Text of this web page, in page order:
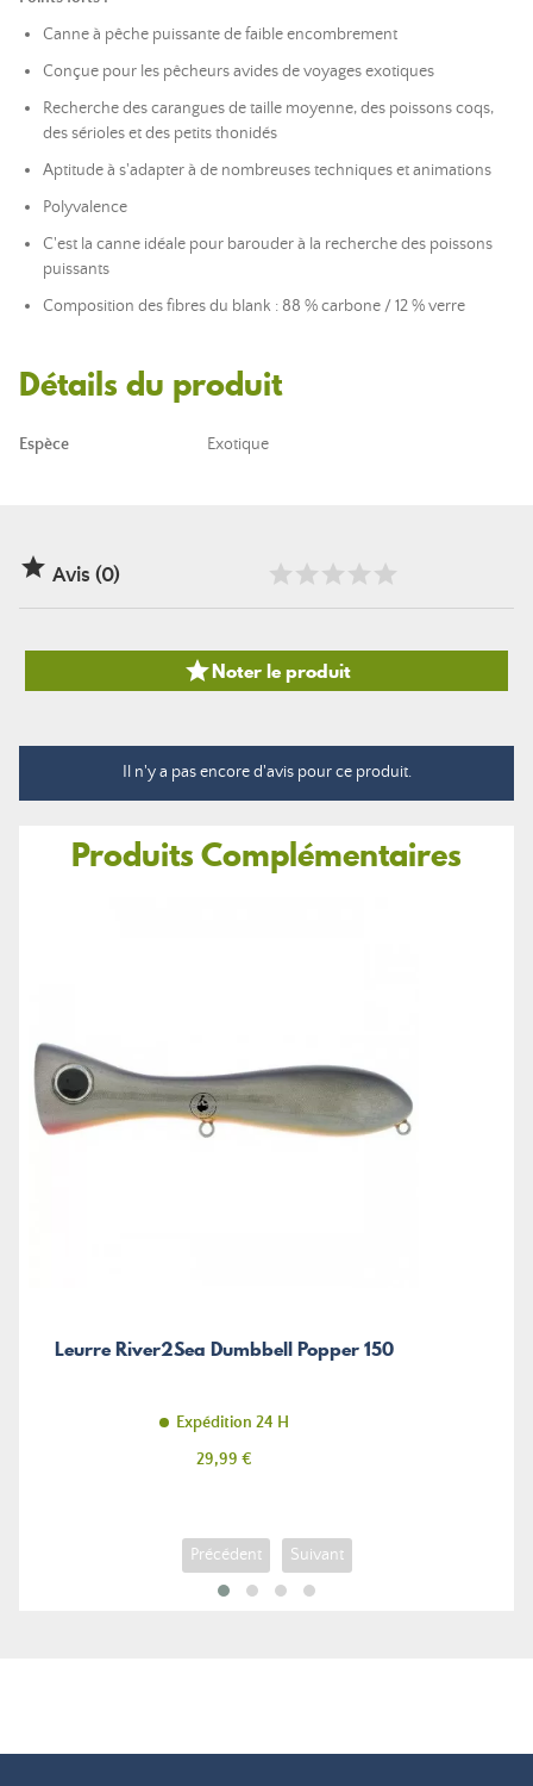
Canne à pêche puissante de faible encombrement
Conçue pour les pêcheurs avides de voyages exotiques
Recherche des carangues de taille moyenne, des poissons coqs,
des sérioles et des petits thonidés
Aptitude à s'adapter à de nombreuses techniques et animations
Polyvalence
C'est la canne idéale pour barouder à la recherche des poissons
puissants
Composition des fibres du blank : 88 % carbone / 12 % verre
Détails du produit
Espèce Exotique
 Avis (0)
Noter le produit
Il n'y a pas encore d'avis pour ce produit.
Produits Complémentaires
Leurre River2Sea Dumbbell Popper 150
Expédition 24 H
Prix
29,99 €
Précédent Suivant